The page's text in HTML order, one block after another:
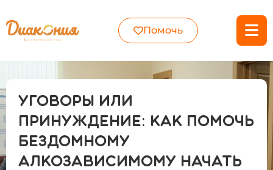
Помочь
Уговоры или
принуждение: как помочь
бездомному
алкозависимому начать